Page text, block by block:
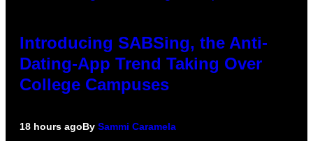
Introducing SABSing, the Anti-
Dating-App Trend Taking Over
College Campuses
18 hours agoBy Sammi Caramela